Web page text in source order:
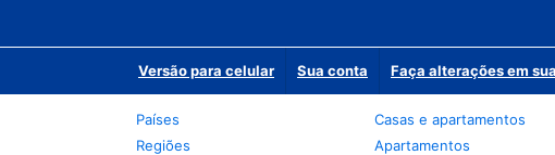
Versão para celular Sua conta Faça alterações em
Países
Regiões
Casas e apartamentos
Apartamentos